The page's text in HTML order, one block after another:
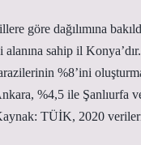
göre dağılımına
alanına sahip il
%8’ini
%4,5 ile Şanlıurfa
TÜİK, 2020